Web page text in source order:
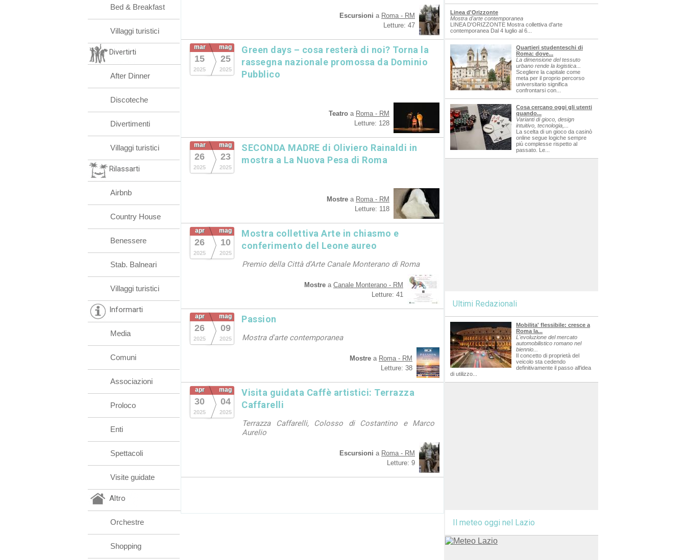
Escursioni a Roma - RM
Letture: 47
mar
15
2025
mag
25
2025
Green days – cosa resterà di noi? Torna la
rassegna nazionale promossa da Dominio
Pubblico
Teatro a Roma - RM
Letture: 128
mar
26
2025
mag
23
2025
SECONDA MADRE di Oliviero Rainaldi in
mostra a La Nuova Pesa di Roma
Mostre a Roma - RM
Letture: 118
apr
26
2025
mag
10
2025
Mostra collettiva Arte in chiasmo e
conferimento del Leone aureo
Premio della Città d’Arte Canale Monterano di Roma
Mostre a Canale Monterano - RM
Letture: 41
apr
26
2025
mag
09
2025
Passion
Mostra d'arte contemporanea
Mostre a Roma - RM
Letture: 38
apr
30
2025
mag
04
2025
Visita guidata Caffè artistici: Terrazza
Caffarelli
Terrazza Caffarelli, Colosso di Costantino e Marco
Aurelio
Escursioni a Roma - RM
Letture: 9
Bed & Breakfast
Villaggi turistici
Divertirti
After Dinner
Discoteche
Divertimenti
Villaggi turistici
Rilassarti
Airbnb
Country House
Benessere
Stab. Balneari
Villaggi turistici
Informarti
Media
Comuni
Associazioni
Proloco
Enti
Spettacoli
Visite guidate
Altro
Orchestre
Shopping
Linea d'Orizzonte
Mostra d'arte contemporanea
LINEA D'ORIZZONTE Mostra collettiva d'arte
contemporanea Dal 4 luglio al 6...
Quartieri studenteschi di
Roma: dove...
La dimensione del tessuto
urbano rende la logistica...
Scegliere la capitale come
meta per il proprio percorso
universitario significa
confrontarsi con...
Cosa cercano oggi gli utenti
quando...
Varianti di gioco, design
intuitivo, tecnologia,...
La scelta di un gioco da casinò
online segue logiche sempre
più complesse rispetto al
passato. Le...
Ultimi Redazionali
Mobilita' flessibile: cresce a
Roma la...
L'evoluzione del mercato
automobilistico romano nel
biennio...
Il concetto di proprietà del
veicolo sta cedendo
definitivamente il passo all'idea
di utilizzo...
Il meteo oggi nel Lazio